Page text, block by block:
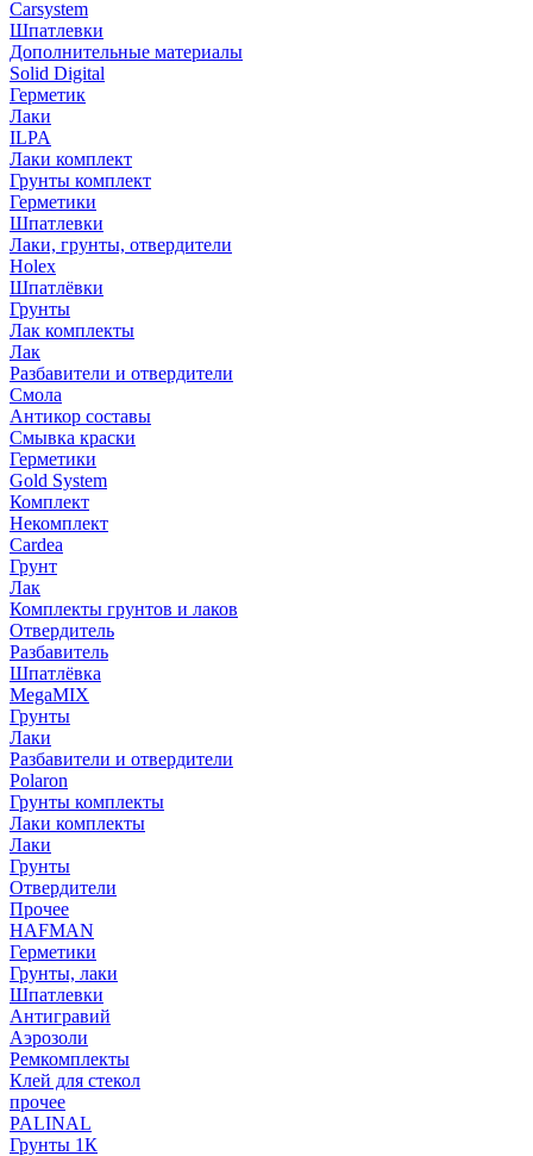
Carsystem
Шпатлевки
Дополнительные материалы
Solid Digital
Герметик
Лаки
ILPA
Лаки комплект
Грунты комплект
Герметики
Шпатлевки
Лаки, грунты, отвердители
Holex
Шпатлёвки
Грунты
Лак комплекты
Лак
Разбавители и отвердители
Смола
Антикор составы
Смывка краски
Герметики
Gold System
Комплект
Некомплект
Cardea
Грунт
Лак
Комплекты грунтов и лаков
Отвердитель
Разбавитель
Шпатлёвка
MegaMIX
Грунты
Лаки
Разбавители и отвердители
Polaron
Грунты комплекты
Лаки комплекты
Лаки
Грунты
Отвердители
Прочее
HAFMAN
Герметики
Грунты, лаки
Шпатлевки
Антигравий
Аэрозоли
Ремкомплекты
Клей для стекол
прочее
PALINAL
Грунты 1К